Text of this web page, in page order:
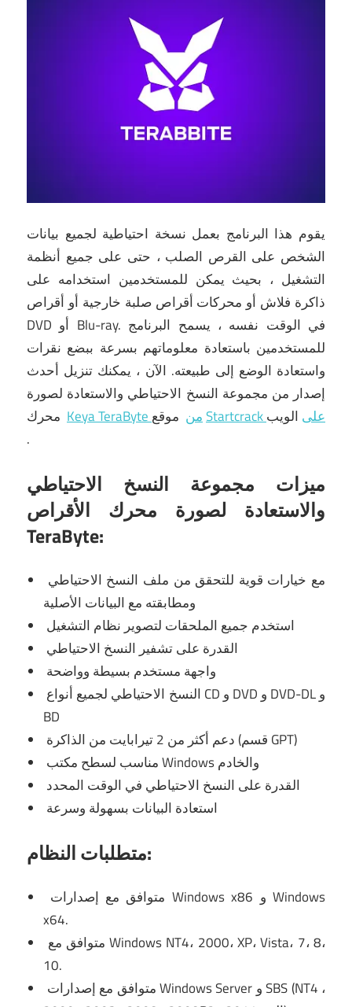
يقوم هذا البرنامج بعمل نسخة احتياطية لجميع بيانات
الشخص على القرص الصلب ، حتى على جميع أنظمة
التشغيل ، بحيث يمكن للمستخدمين استخدامه على
ذاكرة فلاش أو محركات أقراص صلبة خارجية أو أقراص
DVD أو Blu-ray. في الوقت نفسه ، يسمح البرنامج
للمستخدمين باستعادة معلوماتهم بسرعة ببضع نقرات
واستعادة الوضع إلى طبيعته. الآن ، يمكنك تنزيل أحدث
إصدار من مجموعة النسخ الاحتياطي والاستعادة لصورة
Keya TeraByte من Startcrack على الويب
.
ميزات مجموعة النسخ الاحتياطي
والاستعادة لصورة محرك الأقراص
TeraByte:
ومطابقته مع البيانات الأصلية
استخدم جميع الملحقات لتصوير نظام التشغيل
القدرة على تشفير النسخ الاحتياطي
واجهة مستخدم بسيطة وواضحة
BD
دعم أكثر من 2 تيرابايت من الذاكرة (قسم GPT)
مناسب لسطح مكتب Windows والخادم
القدرة على النسخ الاحتياطي في الوقت المحدد
استعادة البيانات بسهولة وسرعة
متطلبات النظام:
x64.
10.